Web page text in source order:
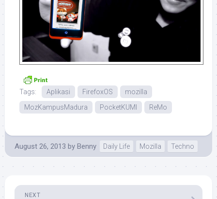
Tags: Aplikasi FirefoxOS
mozilla
MozKampusMadura
PocketKUMI ReMo
August 26, 2013 by Benny Daily Life Mozilla Techno
NEXT